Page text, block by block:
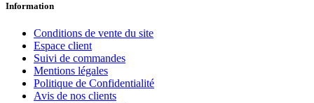
Information
Conditions de vente du site
Espace client
Suivi de commandes
Mentions légales
Politique de Confidentialité
Avis de nos clients